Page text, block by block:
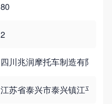
80
2
四川兆润摩托车制造有限公司
江苏省泰兴市泰兴镇江平南